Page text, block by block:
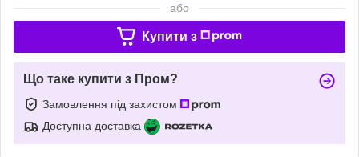
або
Купити з
Що таке купити з Пром?
Замовлення під захистом
Доступна доставка